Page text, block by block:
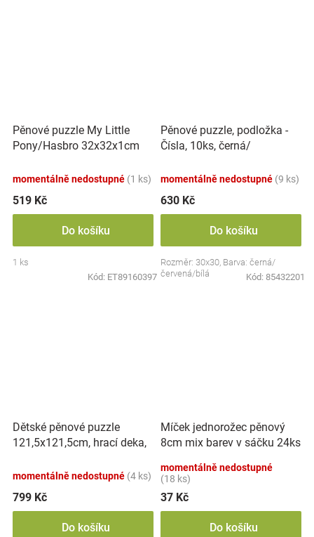
Pěnové puzzle My Little
Pony/Hasbro 32x32x1cm
momentálně nedostupné (1 ks)
519 Kč
Do košíku
1 ks
Kód: ET89160397
Pěnové puzzle, podložka -
Čísla, 10ks, černá/
momentálně nedostupné (9 ks)
630 Kč
Do košíku
Rozměr: 30x30, Barva: černá/
červená/bílá
Kód: 85432201
Dětské pěnové puzzle
121,5x121,5cm, hrací deka,
dílů
momentálně nedostupné (4 ks)
799 Kč
Do košíku
Míček jednorožec pěnový
8cm mix barev v sáčku 24ks
momentálně nedostupné
(18 ks)
37 Kč
Do košíku